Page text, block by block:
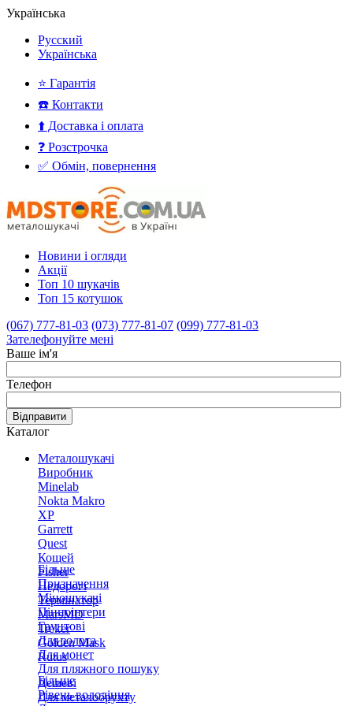
Українська
Русский
Українська
⭐ Гарантія
☎️ Контакти
⬆️ Доставка і оплата
❓ Розстрочка
✅ Обмін, повернення
Новини і огляди
Акції
Топ 10 шукачів
Топ 15 котушок
(067) 777-81-03 (073) 777-81-07 (099) 777-81-03
Зателефонуйте мені
Ваше ім'я
Телефон
Відправити
Каталог
Металошукачі
Виробник
Minelab
Nokta Makro
XP
Garrett
Quest
Кощей
Fisher
Недорогі
Термінатор
MarsMD
Treker
Golden Mask
Rutus
Більше
Призначення
Міношукачі
Пінпоінтери
Грунтові
Для золота
Для монет
Для пляжного пошуку
Дешеві
Для металобрухту
Більше
Рівень володіння